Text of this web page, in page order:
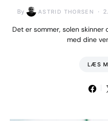
By ASTRID THORSEN
Det er sommer, solen
med dine
LÆS